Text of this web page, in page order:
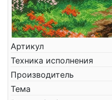
Артикул
Техника исполнения
Производитель
Тема